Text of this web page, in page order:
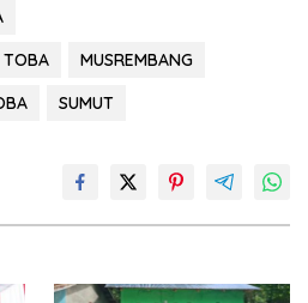
TOBA
MUSREMBANG
SUMUT